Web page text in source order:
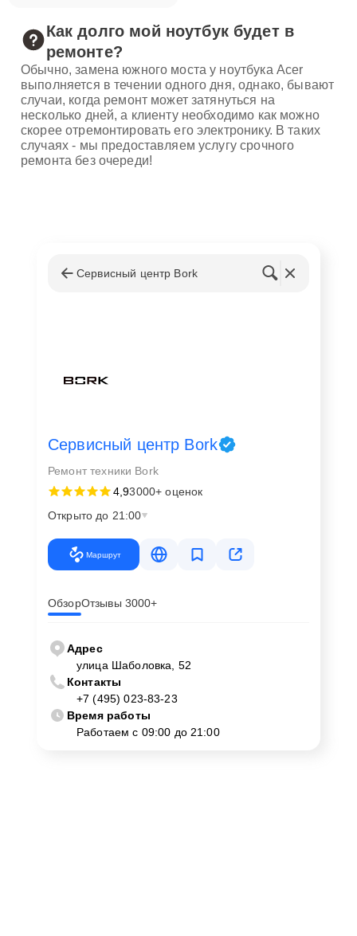
Как долго мой ноутбук будет в
ремонте?
Обычно, замена южного моста у ноутбука Acer
выполняется в течении одного дня, однако, бывают
случаи, когда ремонт может затянуться на
несколько дней, а клиенту необходимо как можно
скорее отремонтировать его электронику. В таких
случаях - мы предоставляем услугу срочного
ремонта без очереди!
Сервисный центр Bork
Сервисный центр Bork
Ремонт техники Bork
4,93000+ оценок
Открыто до 21:00
Маршрут
ОбзорОтзывы 3000+
Адрес
улица Шаболовка, 52
Контакты
+7 (495) 023-83-23
Время работы
Работаем с 09:00 до 21:00